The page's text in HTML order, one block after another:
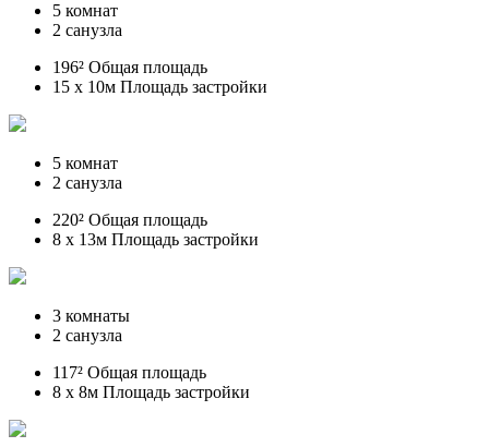
5 комнат
2 санузла
196² Общая площадь
15 x 10м Площадь застройки
5 комнат
2 санузла
220² Общая площадь
8 x 13м Площадь застройки
3 комнаты
2 санузла
117² Общая площадь
8 x 8м Площадь застройки